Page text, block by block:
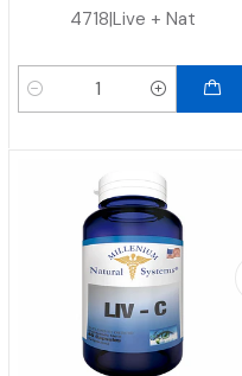
4718|Live + Nat
Cantidad